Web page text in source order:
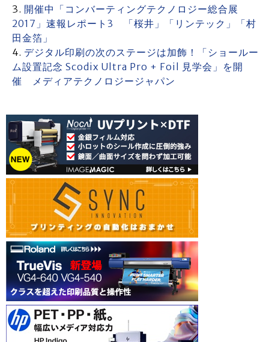
開催中「コンバーティングテクノロジー総合展
2017」速報レポート3 「桜井」「リンテック」「村
田金箔」
デジタル印刷の次のステージは加飾！「ショールー
ム設置記念 Scodix Ultra Pro + Foil 見学会」を開
催 メディアテクノロジージャパン